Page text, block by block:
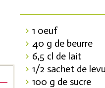
1 oeuf
40 g de beurre
6,5 cl de lait
1/2 sachet de
100 g de sucre